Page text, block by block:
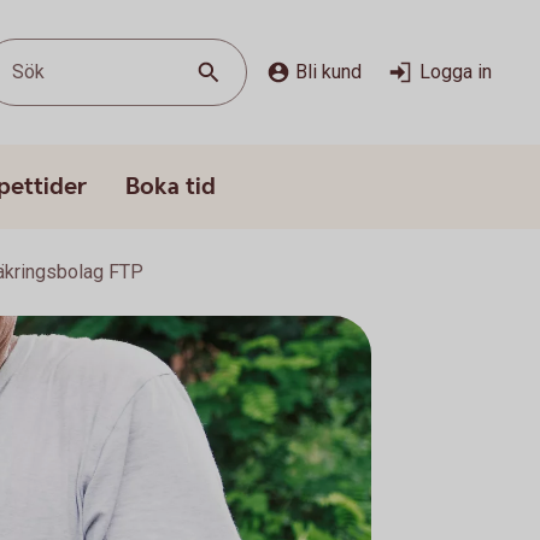
Sök Bli kund Logga in
Boka tid
FTP